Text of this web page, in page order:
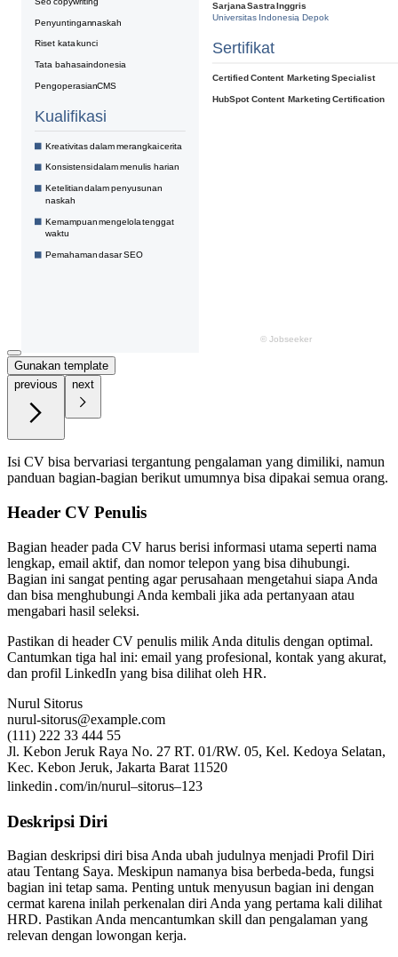
Gunakan template
previous
next
Isi CV bisa bervariasi tergantung pengalaman yang dimiliki, namun
panduan bagian-bagian berikut umumnya bisa dipakai semua orang.
Header CV Penulis
Bagian header pada CV harus berisi informasi utama seperti nama
lengkap, email aktif, dan nomor telepon yang bisa dihubungi.
Bagian ini sangat penting agar perusahaan mengetahui siapa Anda
dan bisa menghubungi Anda kembali jika ada pertanyaan atau
mengabari hasil seleksi.
Pastikan di header CV penulis milik Anda ditulis dengan optimal.
Cantumkan tiga hal ini: email yang profesional, kontak yang akurat,
dan profil LinkedIn yang bisa dilihat oleh HR.
Nurul Sitorus
nurul-sitorus@example.com
(111) 222 33 444 55
Jl. Kebon Jeruk Raya No. 27 RT. 01/RW. 05, Kel. Kedoya Selatan,
Kec. Kebon Jeruk, Jakarta Barat 11520
linkedin․com/in/nurul–sitorus–123
Deskripsi Diri
Bagian deskripsi diri bisa Anda ubah judulnya menjadi Profil Diri
atau Tentang Saya. Meskipun namanya bisa berbeda-beda, fungsi
bagian ini tetap sama. Penting untuk menyusun bagian ini dengan
cermat karena inilah perkenalan diri Anda yang pertama kali dilihat
HRD. Pastikan Anda mencantumkan skill dan pengalaman yang
relevan dengan lowongan kerja.